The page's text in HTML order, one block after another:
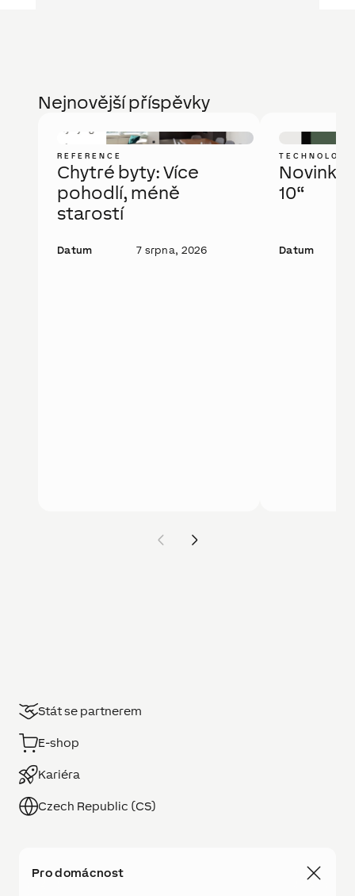
Nejnovější příspěvky
REFERENCE
Chytré byty: Více
pohodlí, méně
starostí
Datum 7 srpna, 2026
Novinka:
10“
Datum
Stát se partnerem
E-shop
Kariéra
Czech Republic (CS)
Pro domácnost